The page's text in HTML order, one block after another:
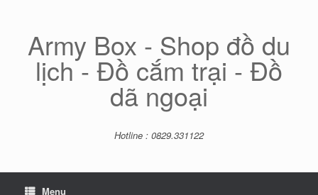
Army Box - Shop đồ du
lịch - Đồ cắm trại - Đồ
dã ngoại
Hotline : 0829.331122
Menu